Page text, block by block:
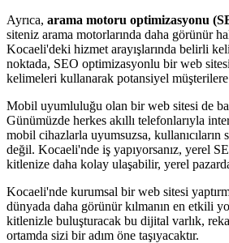
Ayrıca, arama motoru optimizasyonu
siteniz arama motorlarında daha görünür
Kocaeli'deki hizmet arayışlarında belirli
noktada, SEO optimizasyonlu bir web
kelimeleri kullanarak potansiyel müşterilere
Mobil uyumluluğu olan bir web sitesi de
Günümüzde herkes akıllı telefonlarıyla
mobil cihazlarla uyumsuzsa, kullanıcıların
değil. Kocaeli'nde iş yapıyorsanız, yerel
kitlenize daha kolay ulaşabilir, yerel
Kocaeli'nde kurumsal bir web sitesi
dünyada daha görünür kılmanın en etkili
kitlenizle buluşturacak bu dijital varlık,
ortamda sizi bir adım öne taşıyacaktır.